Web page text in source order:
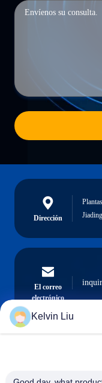
Dirección
El correo
electrónico
Kelvin Liu